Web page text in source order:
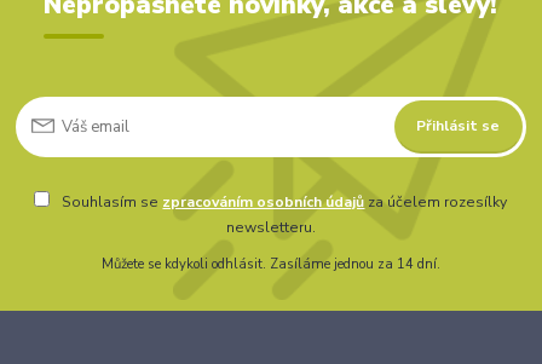
Přihlásit se
Souhlasím se zpracováním osobních údajů za účelem rozesílky
newsletteru.
Můžete se kdykoli odhlásit. Zasíláme jednou za 14 dní.